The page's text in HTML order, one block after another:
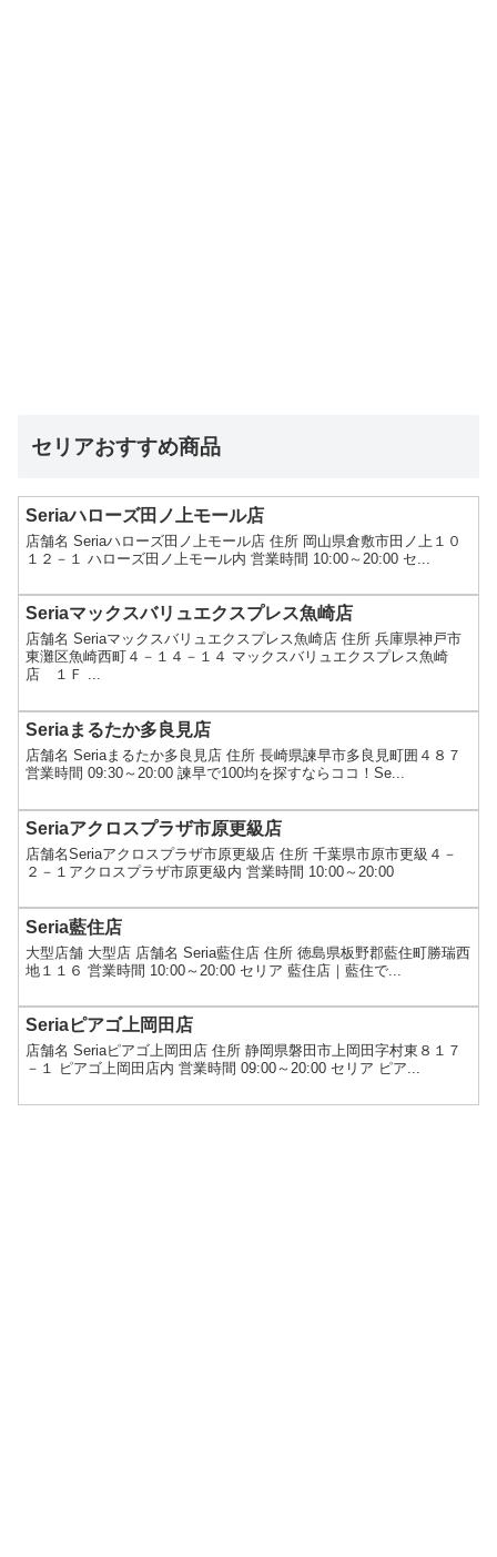
セリアおすすめ商品
Seriaハローズ田ノ上モール店
店舗名 Seriaハローズ田ノ上モール店 住所 岡山県倉敷市田ノ上１０
１２－１ ハローズ田ノ上モール内 営業時間 10:00～20:00 セ...
Seriaマックスバリュエクスプレス魚崎店
店舗名 Seriaマックスバリュエクスプレス魚崎店 住所 兵庫県神戸市
東灘区魚崎西町４－１４－１４ マックスバリュエクスプレス魚崎
店 １Ｆ ...
Seriaまるたか多良見店
店舗名 Seriaまるたか多良見店 住所 長崎県諫早市多良見町囲４８７
営業時間 09:30～20:00 諫早で100均を探すならココ！Se...
Seriaアクロスプラザ市原更級店
店舗名Seriaアクロスプラザ市原更級店 住所 千葉県市原市更級４－
２－１アクロスプラザ市原更級内 営業時間 10:00～20:00
Seria藍住店
大型店舗 大型店 店舗名 Seria藍住店 住所 徳島県板野郡藍住町勝瑞西
地１１６ 営業時間 10:00～20:00 セリア 藍住店｜藍住で...
Seriaピアゴ上岡田店
店舗名 Seriaピアゴ上岡田店 住所 静岡県磐田市上岡田字村東８１７
－１ ピアゴ上岡田店内 営業時間 09:00～20:00 セリア ピア...